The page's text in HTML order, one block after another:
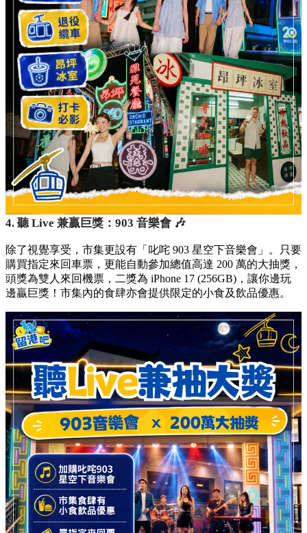
4. 聽 Live 兼贏巨獎：903 音樂會 🎶
除了視覺享受，市集更設有「叱咤 903 星空下音樂會」。只要
購買指定來回車票，更能自動參加總值高達 200 萬的大抽獎，
頭獎為雙人來回機票，二獎為 iPhone 17 (256GB)，讓你邊玩
邊贏巨獎！市集內的食肆亦會提供限定的小食及飲品優惠。